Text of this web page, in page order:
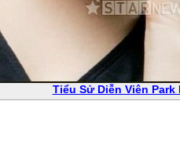
Tiểu Sử Diễn Viên Park